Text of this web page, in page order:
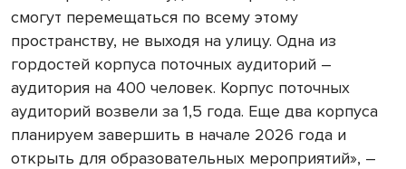
смогут перемещаться по всему этому
пространству, не выходя на улицу. Одна из
гордостей корпуса поточных аудиторий –
аудитория на 400 человек. Корпус поточных
аудиторий возвели за 1,5 года. Еще два корпуса
планируем завершить в начале 2026 года и
открыть для образовательных мероприятий», –